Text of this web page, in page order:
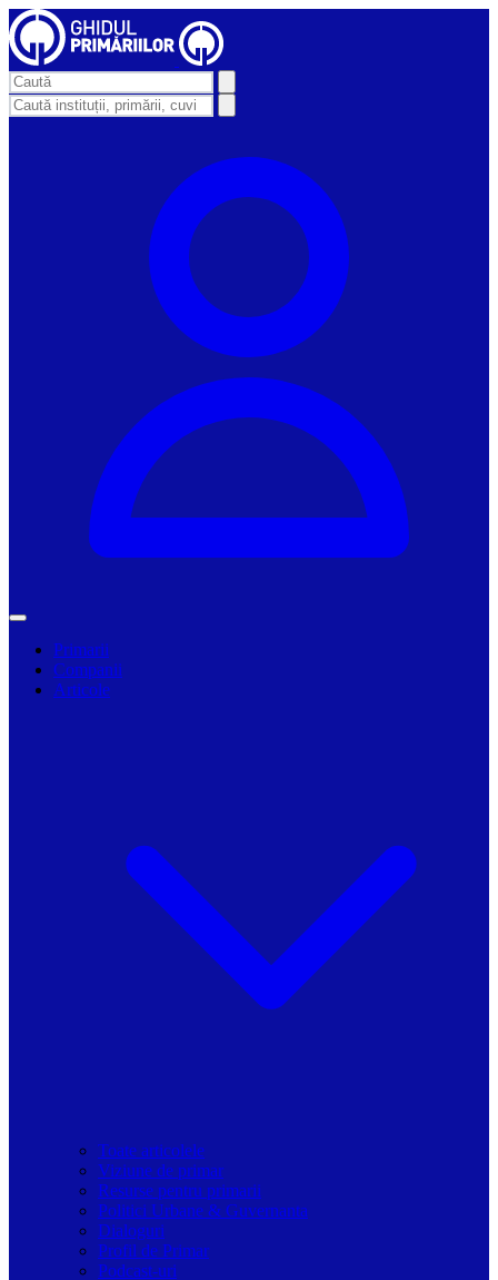
Primarii
Companii
Articole
Toate articolele
Viziune de primar
Resurse pentru primarii
Politici Urbane & Guvernanta
Dialoguri
Profil de Primar
Podcast-uri